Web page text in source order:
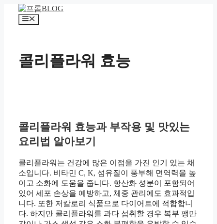
메
콜리플라워 효능
콜리플라워 효능과 부작용 및 맛있는
요리법 알아보기
콜리플라워는 건강에 많은 이점을 가진 인기 있는 채
소입니다. 비타민 C, K, 섬유질이 풍부해 면역력을 높
이고 소화에 도움을 줍니다. 항산화 성분이 포함되어
있어 세포 손상을 예방하고, 체중 관리에도 효과적입
니다. 또한 저칼로리 식품으로 다이어트에 적합합니
다. 하지만 콜리플라워를 과다 섭취할 경우 복부 팽만